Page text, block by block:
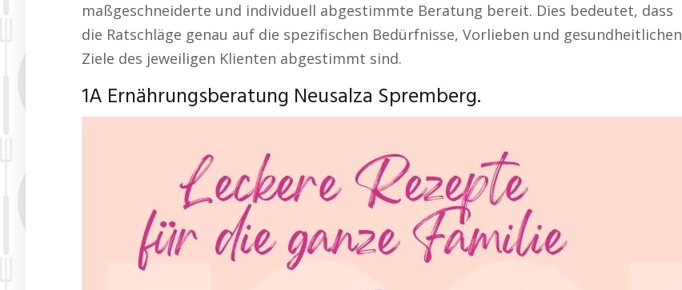
maßgeschneiderte und individuell abgestimmte Beratung bereit. Dies bedeutet, dass
die Ratschläge genau auf die spezifischen Bedürfnisse, Vorlieben und gesundheitlichen
Ziele des jeweiligen Klienten abgestimmt sind.
1A Ernährungsberatung Neusalza Spremberg.